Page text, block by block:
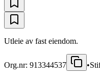
Utleie av fast eiendom.
Org.nr: 913344537 •